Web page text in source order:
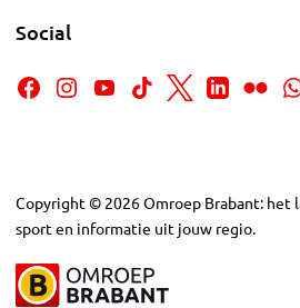
Social
Copyright © 2026Omroep Brabant: het
sport en informatie uit jouw regio.